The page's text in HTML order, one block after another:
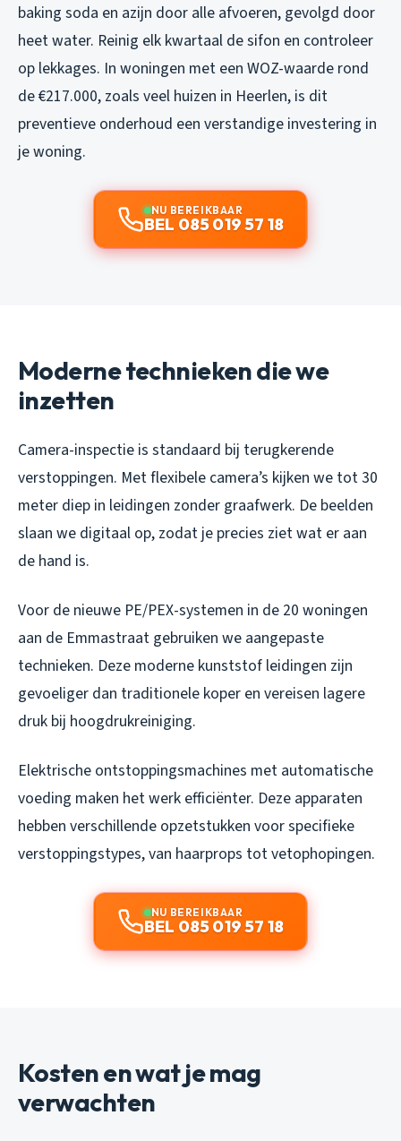
baking soda en azijn door alle afvoeren, gevolgd door
heet water. Reinig elk kwartaal de sifon en controleer
op lekkages. In woningen met een WOZ-waarde rond
de €217.000, zoals veel huizen in Heerlen, is dit
preventieve onderhoud een verstandige investering in
je woning.
NU BEREIKBAAR
BEL 085 019 57 18
Moderne technieken die we
inzetten
Camera-inspectie is standaard bij terugkerende
verstoppingen. Met flexibele camera’s kijken we tot 30
meter diep in leidingen zonder graafwerk. De beelden
slaan we digitaal op, zodat je precies ziet wat er aan
de hand is.
Voor de nieuwe PE/PEX-systemen in de 20 woningen
aan de Emmastraat gebruiken we aangepaste
technieken. Deze moderne kunststof leidingen zijn
gevoeliger dan traditionele koper en vereisen lagere
druk bij hoogdrukreiniging.
Elektrische ontstoppingsmachines met automatische
voeding maken het werk efficiënter. Deze apparaten
hebben verschillende opzetstukken voor specifieke
verstoppingstypes, van haarprops tot vetophopingen.
NU BEREIKBAAR
BEL 085 019 57 18
Kosten en wat je mag
verwachten